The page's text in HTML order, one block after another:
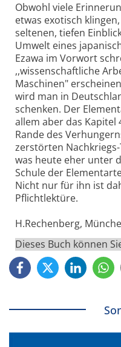
Obwohl viele
etwas exotisch
seltenen, tiefen
Umwelt eines
Ezawa im Vorwort
,,wissenschaftliche
Maschinen"
wird man in
schenken. Der
allem aber das Kapitel
Rande des
zerstörten
was heute eher unter
Schule der
Nicht nur für ihn ist
Pflichtlektüre.
H.Rechenberg,
Dieses Buch können